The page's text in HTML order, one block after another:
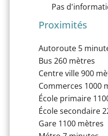
Pas
Proximités
Autoroute 5
Bus 260 mètres
Centre ville900
Commerces 1000
École primaire
École secondaire
Gare 1100 mètres